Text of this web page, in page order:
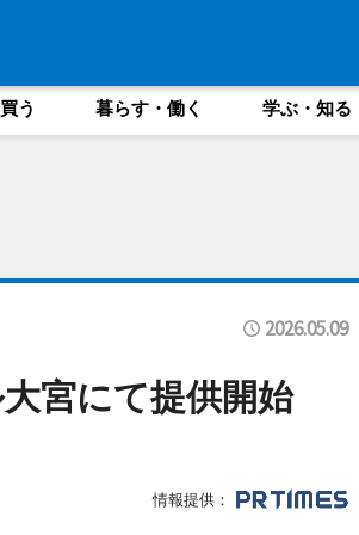
買う 暮らす・働く 学ぶ・知る
2026.05.09
宮にて提供開始
情報提供：